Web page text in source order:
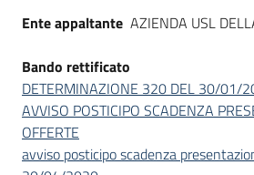
Ente appaltante AZIENDA USL
Bando rettificato
DETERMINAZIONE 320 DEL 30/01/
AVVISO POSTICIPO SCADENZA
OFFERTE
avviso posticipo scadenza